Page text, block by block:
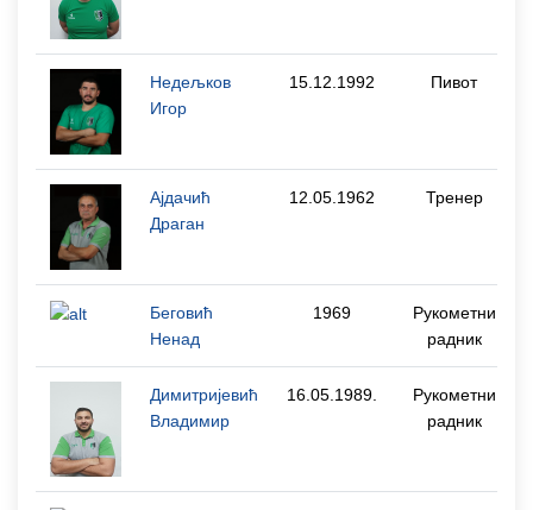
Недељков
Игор
15.12.1992 Пивот
Ајдачић
Драган
12.05.1962 Тренер
Беговић
Ненад
1969
Рукометни
радник
Димитријевић
Владимир
16.05.1989.
Рукометни
радник